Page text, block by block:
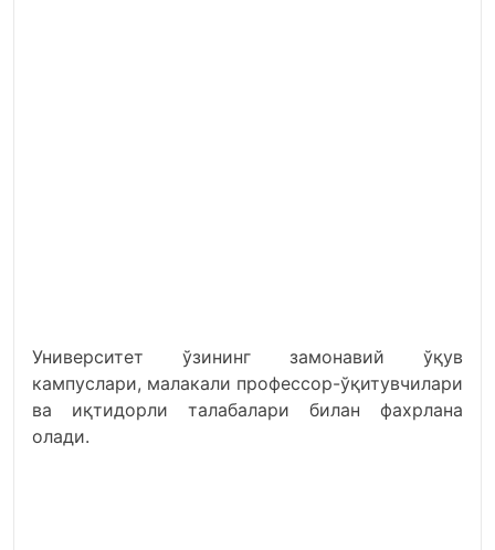
Университет ўзининг замонавий ўқув
кампуслари, малакали профессор-ўқитувчилари
ва иқтидорли талабалари билан фахрлана
олади.